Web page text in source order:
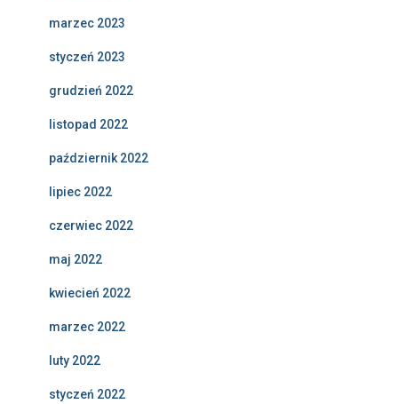
marzec 2023
styczeń 2023
grudzień 2022
listopad 2022
październik 2022
lipiec 2022
czerwiec 2022
maj 2022
kwiecień 2022
marzec 2022
luty 2022
styczeń 2022